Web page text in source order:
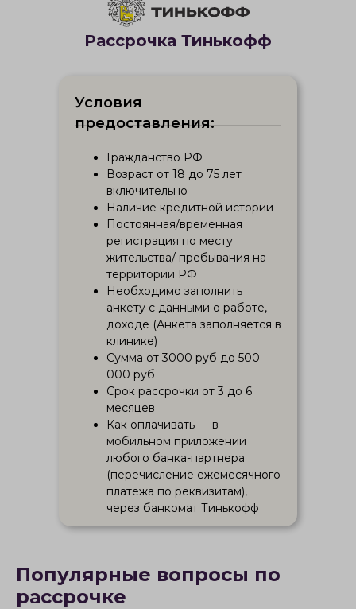
Исправление прикуса
Условия
предоставления:
Гражданство РФ
Возраст от 18 до 75 лет
включительно
Наличие кредитной истории
Постоянная/временная
регистрация по месту
жительства/ пребывания на
территории РФ
Необходимо заполнить
анкету с данными о работе,
доходе (Анкета заполняется в
клинике)
Сумма от 3000 руб до 500
000 руб
Срок рассрочки от 3 до 6
месяцев
Как оплачивать — в
мобильном приложении
любого банка-партнера
(перечисление ежемесячного
платежа по реквизитам),
через банкомат Тинькофф
Рассрочка Тинькофф
Популярные вопросы по
рассрочке